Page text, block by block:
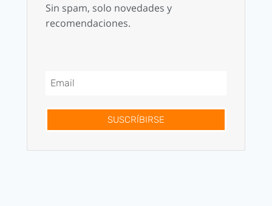
Sin spam, solo novedades y
recomendaciones.
SUSCRÍBIRSE